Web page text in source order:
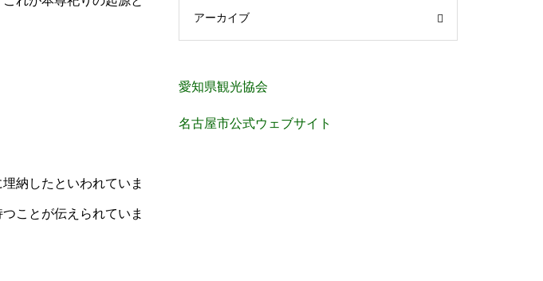
納したといわれていま
ことが伝えられていま
アーカイブ
愛知県観光協会
名古屋市公式ウェブサイト